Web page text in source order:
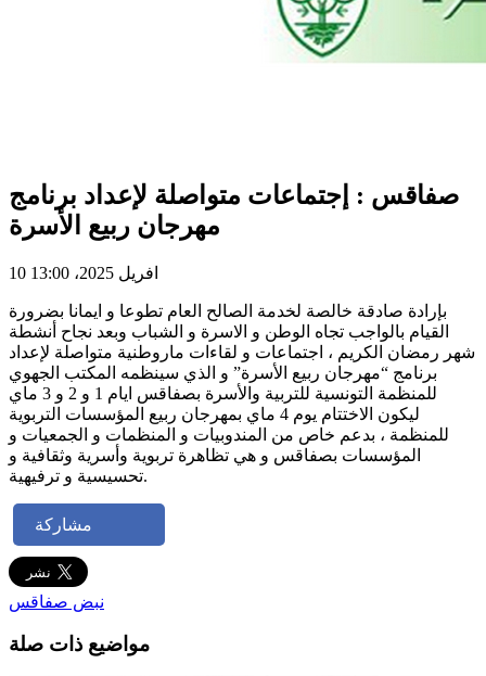
صفاقس : إجتماعات متواصلة لإعداد برنامج
مهرجان ربيع الأسرة
10 افريل 2025، 13:00
بإرادة صادقة خالصة لخدمة الصالح العام تطوعا و ايمانا بضرورة
القيام بالواجب تجاه الوطن و الاسرة و الشباب وبعد نجاح أنشطة
شهر رمضان الكريم ، اجتماعات و لقاءات ماروطنية متواصلة لإعداد
برنامج “مهرجان ربيع الأسرة” و الذي سينظمه المكتب الجهوي
للمنظمة التونسية للتربية والأسرة بصفاقس ايام 1 و 2 و 3 ماي
ليكون الاختتام يوم 4 ماي بمهرجان ربيع المؤسسات التربوية
للمنظمة ، بدعم خاص من المندوبيات و المنظمات و الجمعيات و
المؤسسات بصفاقس و هي تظاهرة تربوية وأسرية وثقافية و
تحسيسية و ترفيهية.
مشاركة
نبض صفاقس
مواضيع ذات صلة